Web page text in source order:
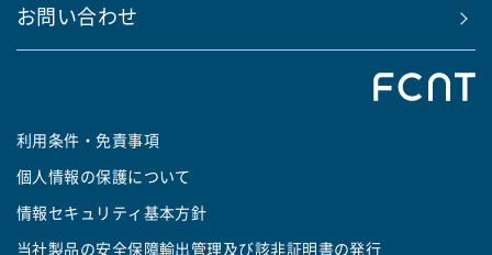
お問い合わせ
利用条件・免責事項
個人情報の保護について
情報セキュリティ基本方針
当社製品の安全保障輸出管理及び該非証明書の発行